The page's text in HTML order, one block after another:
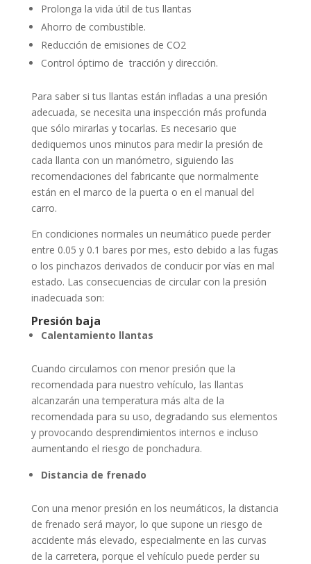
Prolonga la vida útil de tus llantas
Ahorro de combustible.
Reducción de emisiones de CO2
Control óptimo de tracción y dirección.
Para saber si tus llantas están infladas a una presión
adecuada, se necesita una inspección más profunda
que sólo mirarlas y tocarlas. Es necesario que
dediquemos unos minutos para medir la presión de
cada llanta con un manómetro, siguiendo las
recomendaciones del fabricante que normalmente
están en el marco de la puerta o en el manual del
carro.
En condiciones normales un neumático puede perder
entre 0.05 y 0.1 bares por mes, esto debido a las fugas
o los pinchazos derivados de conducir por vías en mal
estado. Las consecuencias de circular con la presión
inadecuada son:
Presión baja
Calentamiento llantas
Cuando circulamos con menor presión que la
recomendada para nuestro vehículo, las llantas
alcanzarán una temperatura más alta de la
recomendada para su uso, degradando sus elementos
y provocando desprendimientos internos e incluso
aumentando el riesgo de ponchadura.
Distancia de frenado
Con una menor presión en los neumáticos, la distancia
de frenado será mayor, lo que supone un riesgo de
accidente más elevado, especialmente en las curvas
de la carretera, porque el vehículo puede perder su